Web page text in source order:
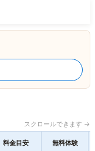
スクロールできます →
料金目安 無料体験